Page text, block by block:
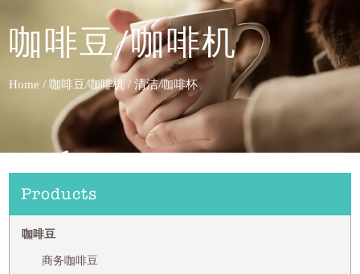
咖啡豆/咖啡机
Home / 咖啡豆/咖啡机/清洁/咖啡杯
Products
咖啡豆
商务咖啡豆